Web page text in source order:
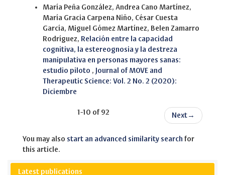
María Peña González, Andrea Cano Martínez,
María Gracia Carpena Niño, César Cuesta
García, Miguel Gómez Martínez, Belen Zamarro
Rodríguez, Relación entre la capacidad
cognitiva, la estereognosia y la destreza
manipulativa en personas mayores sanas:
estudio piloto , Journal of MOVE and
Therapeutic Science: Vol. 2 No. 2 (2020):
Diciembre
1-10 of 92 Next →
You may also start an advanced similarity search for
this article.
Latest publications